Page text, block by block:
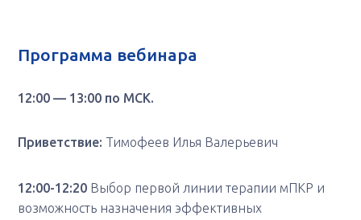
Программа вебинара
12:00 — 13:00 по МСК.
Приветствие: Тимофеев Илья Валерьевич
12:00-12:20 Выбор первой линии терапии мПКР и
возможность назначения эффективных